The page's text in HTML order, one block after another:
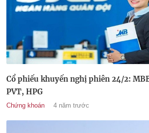
Cổ phiếu khuyến nghị phiên 24/2:
PVT, HPG
Chứng khoán 4 năm trước